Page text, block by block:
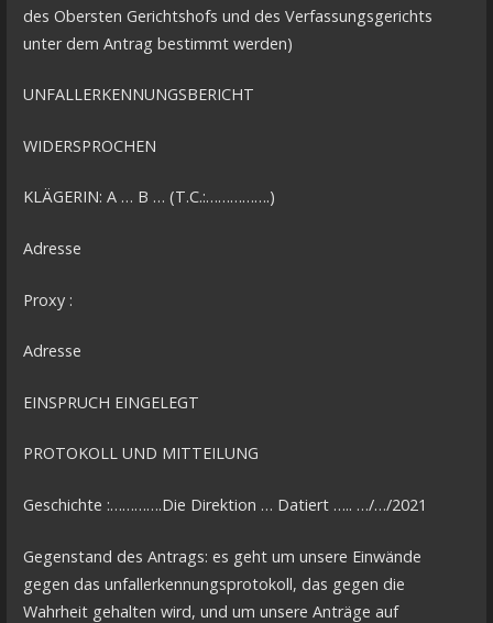
des Obersten Gerichtshofs und des Verfassungsgerichts
unter dem Antrag bestimmt werden)
UNFALLERKENNUNGSBERICHT
WIDERSPROCHEN
KLÄGERIN: A … B … (T.C.:…………….)
Adresse
Proxy :
Adresse
EINSPRUCH EINGELEGT
PROTOKOLL UND MITTEILUNG
Geschichte :………….Die Direktion … Datiert ….. …/…/2021
Gegenstand des Antrags: es geht um unsere Einwände
gegen das unfallerkennungsprotokoll, das gegen die
Wahrheit gehalten wird, und um unsere Anträge auf